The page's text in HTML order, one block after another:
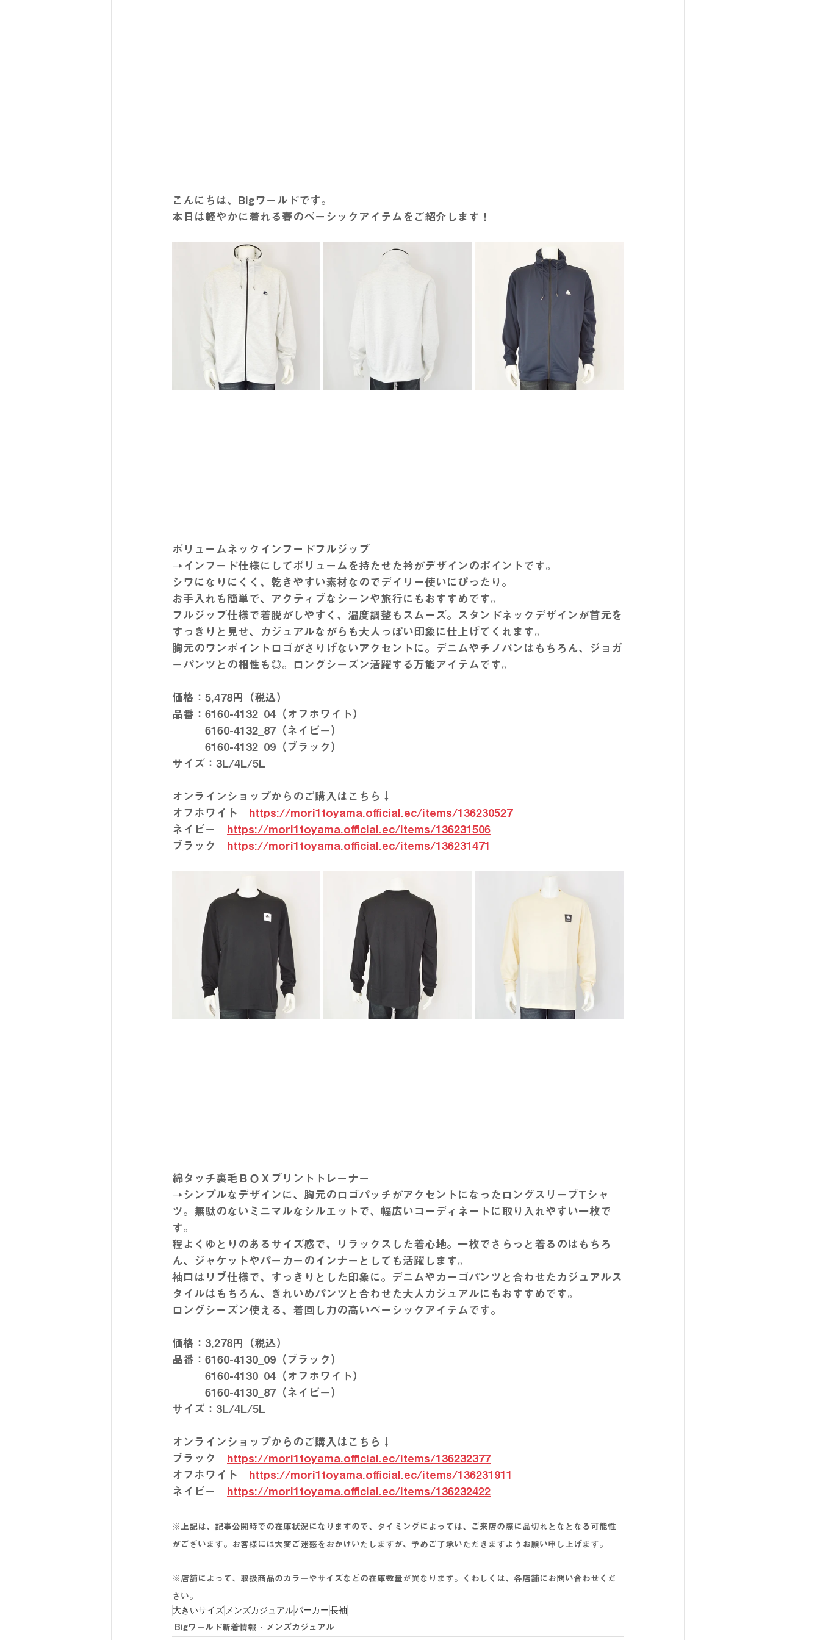
こんにちは、Bigワールドです。
本日は軽やかに着れる春のベーシックアイテムをご紹介します！
ボリュームネックインフードフルジップ
→インフード仕様にしてボリュームを持たせた衿がデザインのポイントです。
シワになりにくく、乾きやすい素材なのでデイリー使いにぴったり。
お手入れも簡単で、アクティブなシーンや旅行にもおすすめです。
フルジップ仕様で着脱がしやすく、温度調整もスムーズ。スタンドネックデザインが首元を
すっきりと見せ、カジュアルながらも大人っぽい印象に仕上げてくれます。
胸元のワンポイントロゴがさりげないアクセントに。デニムやチノパンはもちろん、ジョガ
ーパンツとの相性も◎。ロングシーズン活躍する万能アイテムです。
価格：5,478円（税込）
品番：6160-4132_04（オフホワイト）
6160-4132_87（ネイビー）
6160-4132_09（ブラック）
サイズ：3L/4L/5L
オンラインショップからのご購入はこちら↓
オフホワイト https://mori1toyama.official.ec/items/136230527
ネイビー https://mori1toyama.official.ec/items/136231506
ブラック https://mori1toyama.official.ec/items/136231471
綿タッチ裏毛ＢＯＸプリントトレーナー
→シンプルなデザインに、胸元のロゴパッチがアクセントになったロングスリーブTシャ
ツ。無駄のないミニマルなシルエットで、幅広いコーディネートに取り入れやすい一枚で
す。
程よくゆとりのあるサイズ感で、リラックスした着心地。一枚でさらっと着るのはもちろ
ん、ジャケットやパーカーのインナーとしても活躍します。
袖口はリブ仕様で、すっきりとした印象に。デニムやカーゴパンツと合わせたカジュアルス
タイルはもちろん、きれいめパンツと合わせた大人カジュアルにもおすすめです。
ロングシーズン使える、着回し力の高いベーシックアイテムです。
価格：3,278円（税込）
品番：6160-4130_09（ブラック）
6160-4130_04（オフホワイト）
6160-4130_87（ネイビー）
サイズ：3L/4L/5L
オンラインショップからのご購入はこちら↓
ブラック https://mori1toyama.official.ec/items/136232377
オフホワイト https://mori1toyama.official.ec/items/136231911
ネイビー https://mori1toyama.official.ec/items/136232422
※上記は、記事公開時での在庫状況になりますので、タイミングによっては、ご来店の際に品切れとなとなる可能性
がございます。お客様には大変ご迷惑をおかけいたしますが、予めご了承いただきますようお願い申し上げます。
※店舗によって、取扱商品のカラーやサイズなどの在庫数量が異なります。くわしくは、各店舗にお問い合わせくだ
さい。
大きいサイズ メンズカジュアルパーカー長袖
Bigワールド新着情報 メンズカジュアル